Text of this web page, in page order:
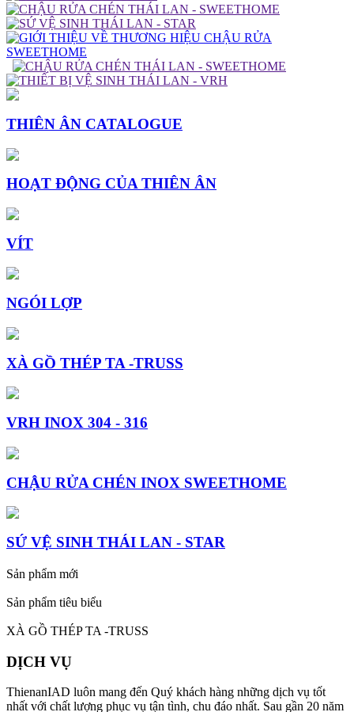
THIÊN ÂN CATALOGUE
HOẠT ĐỘNG CỦA THIÊN ÂN
VÍT
NGÓI LỢP
XÀ GỒ THÉP TA -TRUSS
VRH INOX 304 - 316
CHẬU RỬA CHÉN INOX SWEETHOME
SỨ VỆ SINH THÁI LAN - STAR
Sản phẩm mới
Sản phẩm tiêu biểu
XÀ GỒ THÉP TA -TRUSS
DỊCH VỤ
ThienanIAD luôn mang đến Quý khách hàng những dịch vụ tốt
nhất với chất lượng phục vụ tận tình, chu đáo nhất. Sau gần 20 năm